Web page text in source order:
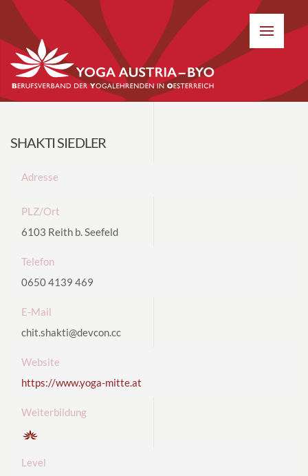
SHAKTI SIEDLER
Adresse
PLZ/Ort
6103 Reith b. Seefeld
Telefon
0650 4139 469
E-Mail
chit.shakti@devcon.cc
Website
https://www.yoga-mitte.at
Weiterbildung
Level